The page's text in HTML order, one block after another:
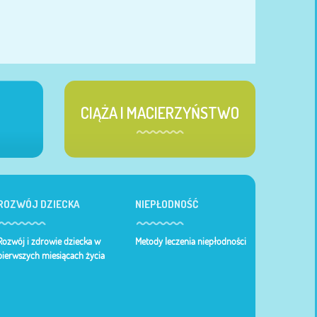
CIĄŻA I MACIERZYŃSTWO
DZIECKA
i zdrowie dziecka w
miesiącach życia
NIEPŁODNOŚĆ
Metody leczenia niepłodności